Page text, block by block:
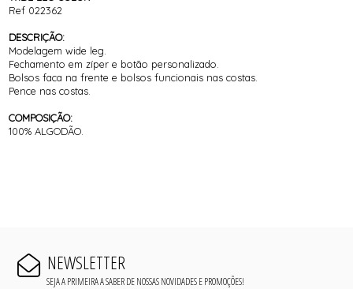
Ref 022362
DESCRIÇÃO:
Modelagem wide leg.
Fechamento em zíper e botão personalizado.
Bolsos faca na frente e bolsos funcionais nas costas.
Pence nas costas.
COMPOSIÇÃO:
100% ALGODÃO.
NEWSLETTER
SEJA A PRIMEIRA A SABER DE NOSSAS NOVIDADES E PROMOÇÕES!